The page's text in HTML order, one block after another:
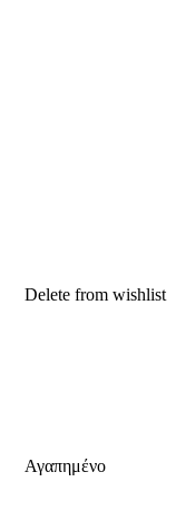
Delete from wishlist
Αγαπημένο